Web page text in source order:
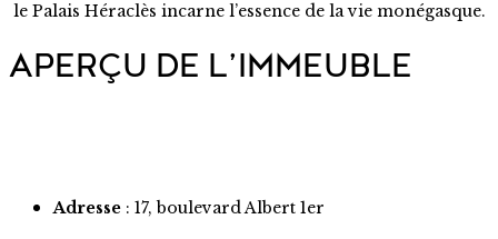
le Palais Héraclès incarne l’essence de la vie monégasque.
APERÇU DE L’IMMEUBLE
Adresse : 17, boulevard Albert 1er